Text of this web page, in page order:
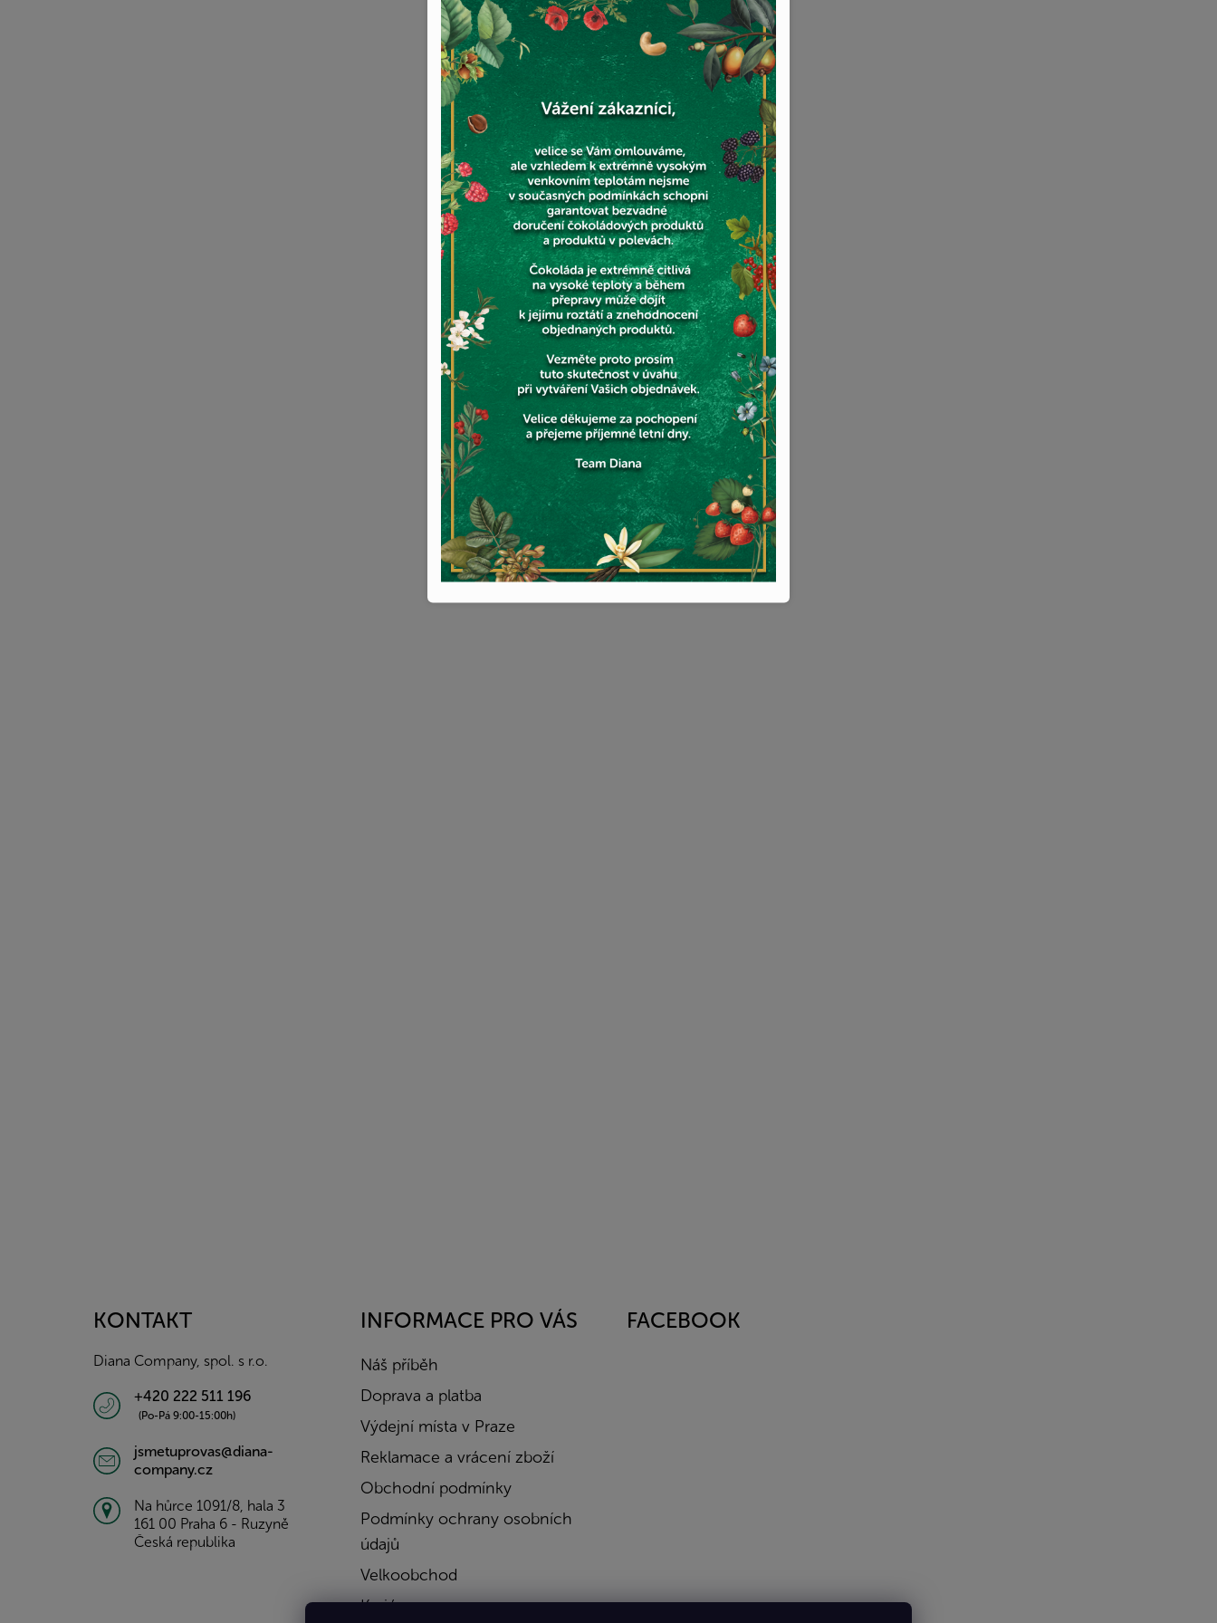
KONTAKT
Diana Company, spol. s r.o.
+420 222 511 196
(Po-Pá 9:00-15:00h)
jsmetuprovas@diana-
company.cz
Na hůrce 1091/8, hala 3
161 00 Praha 6 - Ruzyně
Česká republika
INFORMACE PRO VÁS
Náš příběh
Doprava a platba
Výdejní místa v Praze
Reklamace a vrácení zboží
Obchodní podmínky
Podmínky ochrany osobních
údajů
Velkoobchod
Kariéra
FACEBOOK